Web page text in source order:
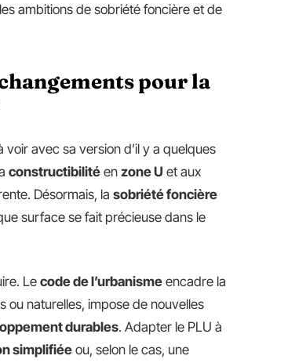
ambitions de sobriété foncière et de
pour la
voir avec sa version d’il y a quelques
constructibilité en zone U et aux
Désormais, la sobriété foncière
surface se fait précieuse dans le
Le code de l’urbanisme encadre la
ou naturelles, impose de nouvelles
durables. Adapter le PLU à
simplifiéeou, selon le cas, une